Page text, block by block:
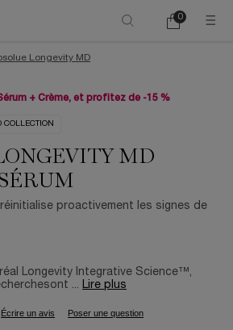
Mon
0
0 product in
Longevity MD
+ Crème, et profitez de -15 %
COLLECTION
MD
proactivement les signes de
Longevity Integrative Science™,
... Lire plus
Écrire un avis Poser une question